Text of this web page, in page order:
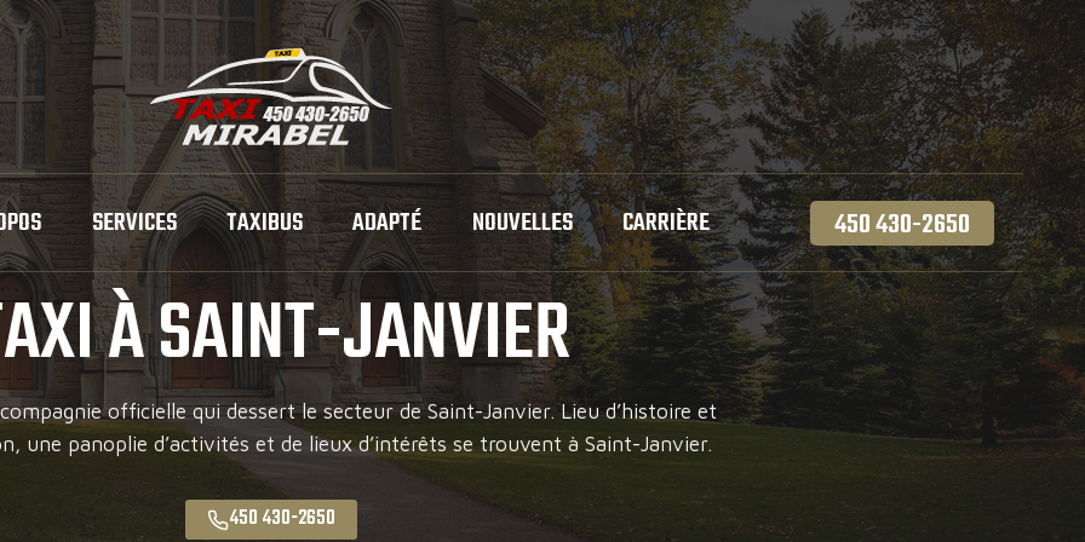
SERVICES TAXIBUS ADAPTÉ NOUVELLES CARRIÈRE 450 430-2650
À SAINT-JANVIER
officielle qui dessert le secteur de Saint-Janvier. Lieu d’histoire et
une panoplie d’activités et de lieux d’intérêts se trouvent à Saint-Janvier.
450 430-2650